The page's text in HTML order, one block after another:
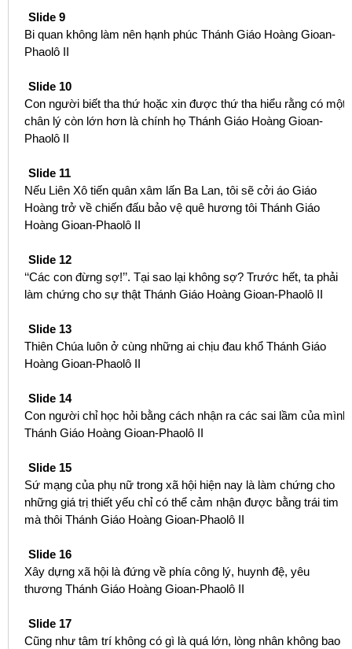
Slide 9
Bi quan không làm nên hạnh phúc Thánh Giáo Hoàng Gioan-
Phaolô II
Slide 10
Con người biết tha thứ hoặc xin được thứ tha hiểu rằng có một
chân lý còn lớn hơn là chính họ Thánh Giáo Hoàng Gioan-
Phaolô II
Slide 11
Nếu Liên Xô tiến quân xâm lấn Ba Lan, tôi sẽ cởi áo Giáo
Hoàng trở về chiến đấu bảo vệ quê hương tôi Thánh Giáo
Hoàng Gioan-Phaolô II
Slide 12
‘‘Các con đừng sợ!’’. Tại sao lại không sợ? Trước hết, ta phải
làm chứng cho sự thật Thánh Giáo Hoàng Gioan-Phaolô II
Slide 13
Thiên Chúa luôn ở cùng những ai chịu đau khổ Thánh Giáo
Hoàng Gioan-Phaolô II
Slide 14
Con người chỉ học hỏi bằng cách nhận ra các sai lầm của mình
Thánh Giáo Hoàng Gioan-Phaolô II
Slide 15
Sứ mạng của phụ nữ trong xã hội hiện nay là làm chứng cho
những giá trị thiết yếu chỉ có thể cảm nhận được bằng trái tim
mà thôi Thánh Giáo Hoàng Gioan-Phaolô II
Slide 16
Xây dựng xã hội là đứng về phía công lý, huynh đệ, yêu
thương Thánh Giáo Hoàng Gioan-Phaolô II
Slide 17
Cũng như tâm trí không có gì là quá lớn, lòng nhân không bao